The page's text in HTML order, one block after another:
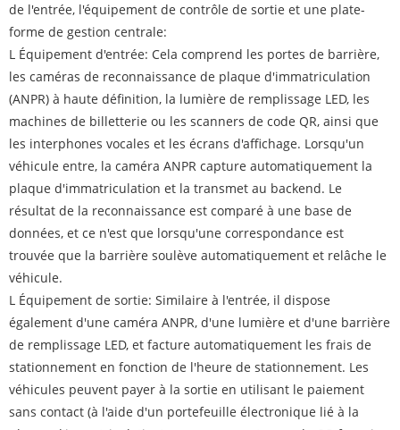
de l'entrée, l'équipement de contrôle de sortie et une plate-
forme de gestion centrale:
L Équipement d'entrée: Cela comprend les portes de barrière,
les caméras de reconnaissance de plaque d'immatriculation
(ANPR) à haute définition, la lumière de remplissage LED, les
machines de billetterie ou les scanners de code QR, ainsi que
les interphones vocales et les écrans d'affichage. Lorsqu'un
véhicule entre, la caméra ANPR capture automatiquement la
plaque d'immatriculation et la transmet au backend. Le
résultat de la reconnaissance est comparé à une base de
données, et ce n'est que lorsqu'une correspondance est
trouvée que la barrière soulève automatiquement et relâche le
véhicule.
L Équipement de sortie: Similaire à l'entrée, il dispose
également d'une caméra ANPR, d'une lumière et d'une barrière
de remplissage LED, et facture automatiquement les frais de
stationnement en fonction de l'heure de stationnement. Les
véhicules peuvent payer à la sortie en utilisant le paiement
sans contact (à l'aide d'un portefeuille électronique lié à la